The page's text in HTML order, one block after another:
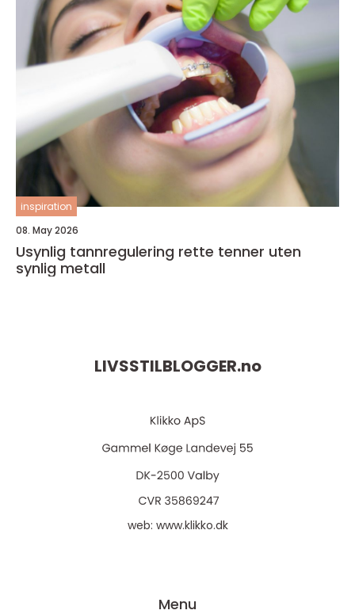
inspiration
08. May 2026
Usynlig tannregulering rette tenner uten
synlig metall
LIVSSTILBLOGGER.no
web: www.klikko.dk
Menu